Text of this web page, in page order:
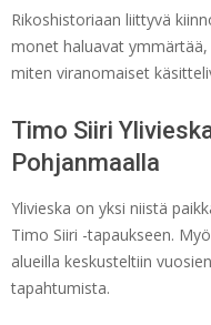
Rikoshistoriaan liittyvä
monet haluavat
miten viranomaiset
Timo Siiri
Pohjanmaalla
Ylivieska on yksi niistä
Timo Siiri -tapaukseen.
alueilla keskusteltiin
tapahtumista.